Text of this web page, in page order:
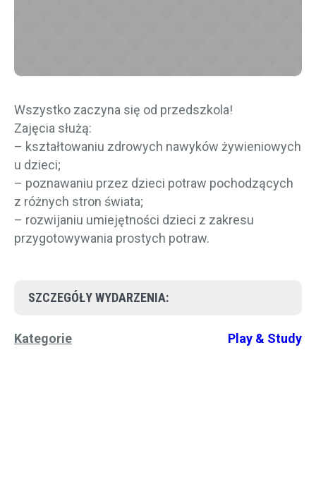
Wszystko zaczyna się od przedszkola!
Zajęcia służą:
– kształtowaniu zdrowych nawyków żywieniowych
u dzieci;
– poznawaniu przez dzieci potraw pochodzących
z różnych stron świata;
– rozwijaniu umiejętności dzieci z zakresu
przygotowywania prostych potraw.
SZCZEGÓŁY WYDARZENIA:
Kategorie Play & Study